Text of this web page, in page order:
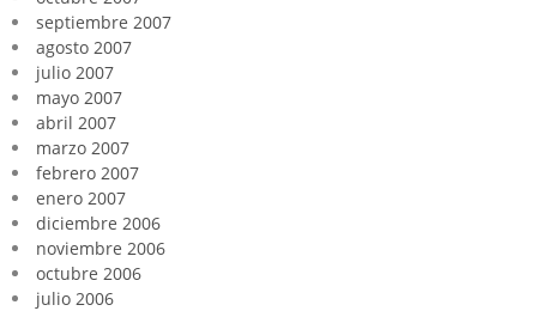
septiembre 2007
agosto 2007
julio 2007
mayo 2007
abril 2007
marzo 2007
febrero 2007
enero 2007
diciembre 2006
noviembre 2006
octubre 2006
julio 2006